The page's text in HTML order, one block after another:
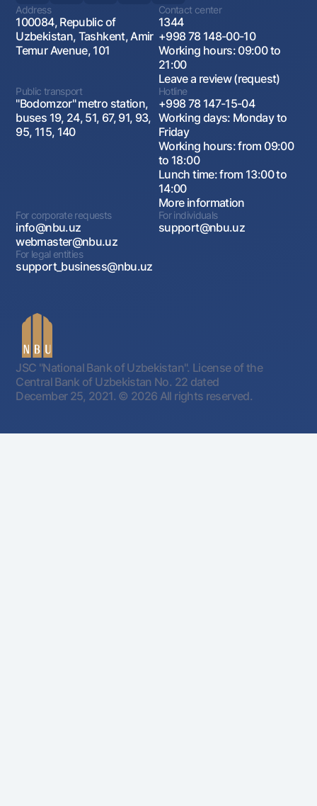
Address
100084, Republic of
Uzbekistan, Tashkent, Amir
Temur Avenue, 101
Contact center
1344
+998 78 148-00-10
Working hours: 09:00 to
21:00
Leave a review (request)
Public transport
"Bodomzor" metro station,
buses 19, 24, 51, 67, 91, 93,
95, 115, 140
Hotline
+998 78 147-15-04
Working days: Monday to
Friday
Working hours: from 09:00
to 18:00
Lunch time: from 13:00 to
14:00
More information
For corporate requests
info@nbu.uz
webmaster@nbu.uz
For individuals
support@nbu.uz
For legal entities
support_business@nbu.uz
JSC "National Bank of Uzbekistan". License of the
Central Bank of Uzbekistan No. 22 dated
December 25, 2021. © 2026 All rights reserved.